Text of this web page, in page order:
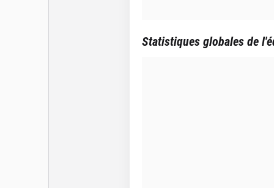
Statistiques globales de